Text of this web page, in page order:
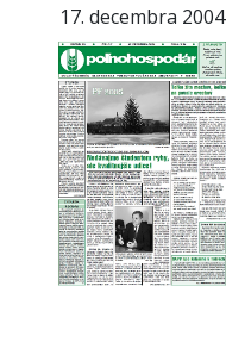
17. decembra 2004